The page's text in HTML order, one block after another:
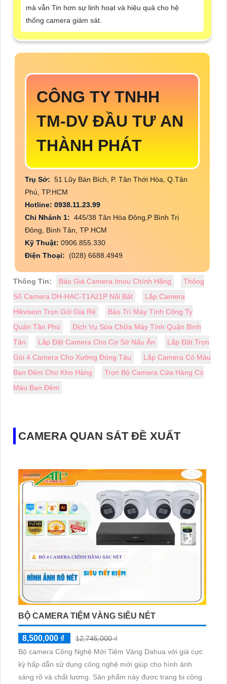
mà vẫn Tin hơn sự linh hoạt và hiệu quả cho hệ
thống camera giám sát.
CÔNG TY TNHH
TM-DV ĐẦU TƯ AN
THÀNH PHÁT
Trụ Sở: 51 Lũy Bán Bích, P. Tân Thới Hòa, Q.Tân
Phú, TP.HCM
Hotline: 0938.11.23.99
Chi Nhánh 1: 445/38 Tân Hòa Đông,P Bình Trị
Đông, Bình Tân, TP HCM
Kỹ Thuật: 0906.855.330
Điện Thoại: (028) 6688.4949
Thông Tin: Báo Giá Camera Imou Chính Hãng
Thông
Số Camera DH-HAC-T1A21P Nổi Bật
Lắp Camera
Hikvision Trọn Gói Giá Rẻ
Bảo Trì Máy Tính Công Ty
Quận Tân Phú
Dịch Vụ Sửa Chữa Máy Tính Quận Bình
Tân
Lắp Đặt Camera Cho Cơ Sở Nấu Ăn
Lắp Đặt Trọn
Gói 4 Camera Cho Xưởng Đóng Tàu
Lắp Camera Có Màu
Ban Đêm Cho Kho Hàng
Trọn Bộ Camera Cửa Hàng Có
Màu Ban Đêm
CAMERA QUAN SÁT ĐỀ XUẤT
BỘ CAMERA TIỆM VÀNG SIÊU NÉT
8,500,000 ₫
12,745,000 ₫
Bộ camera Công Nghệ Mới Tiệm Vàng Dahua với giá cực
kỳ hấp dẫn sử dụng công nghệ mới giúp cho hình ảnh
sáng rõ và chất lượng. Sản phẩm này được trang bị công